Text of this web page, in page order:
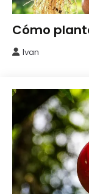
Como
Sembrar
o
Cómo
2026
Ivan